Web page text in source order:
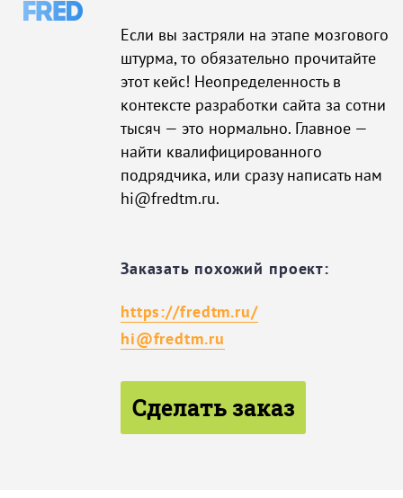
Если вы застряли на этапе мозгового
штурма, то обязательно прочитайте
этот кейс! Неопределенность в
контексте разработки сайта за сотни
тысяч — это нормально. Главное —
найти квалифицированного
подрядчика, или сразу написать нам
hi@fredtm.ru.
Заказать похожий проект:
https://fredtm.ru/
hi@fredtm.ru
Сделать заказ